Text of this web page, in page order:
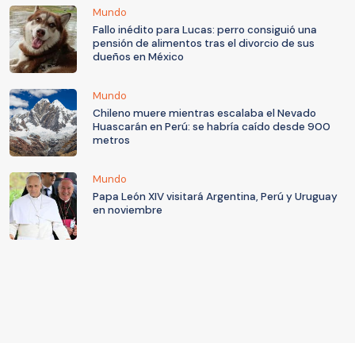
Mundo
Fallo inédito para Lucas: perro consiguió una
pensión de alimentos tras el divorcio de sus
dueños en México
Mundo
Chileno muere mientras escalaba el Nevado
Huascarán en Perú: se habría caído desde 900
metros
Mundo
Papa León XIV visitará Argentina, Perú y Uruguay
en noviembre